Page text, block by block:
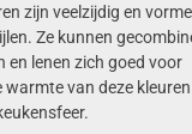
zijn veelzijdig en
Ze kunnen
en lenen zich goed voor
van deze kleuren